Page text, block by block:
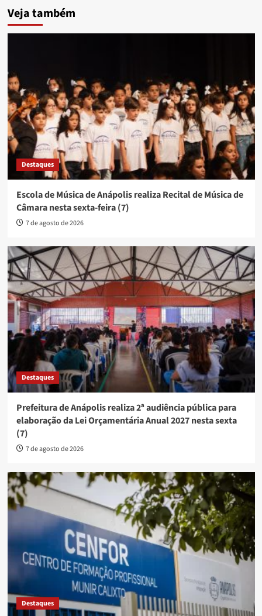
Veja também
Destaques
Escola de Música de Anápolis realiza Recital de Música de
Câmara nesta sexta-feira (7)
7 de agosto de 2026
Destaques
Prefeitura de Anápolis realiza 2ª audiência pública para
elaboração da Lei Orçamentária Anual 2027 nesta sexta
(7)
7 de agosto de 2026
Destaques